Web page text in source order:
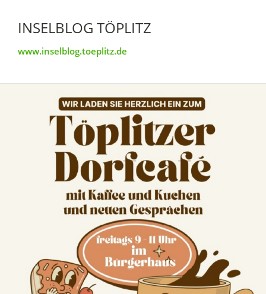
INSELBLOG TÖPLITZ
www.inselblog.toeplitz.de